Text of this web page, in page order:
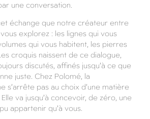
une conversation.
échange que notre créateur entre
explorez : les lignes qui vous
qui vous habitent, les pierres
croquis naissent de ce dialogue,
discutés, affinés jusqu’à ce que
juste. Chez Polomé, la
s’arrête pas au choix d’une matière
va jusqu’à concevoir, de zéro, une
appartenir qu’à vous.